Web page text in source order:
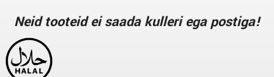
Neid tooteid ei saada kulleri ega postiga!